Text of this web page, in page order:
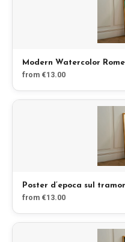
Modern Watercolor
from €13.00
Poster d’epoca sul
from €13.00